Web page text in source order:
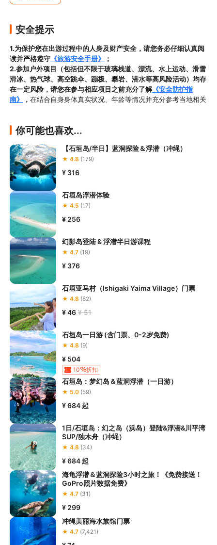
安全提示
1.为保护您在出游过程中的人身及财产安全，请您务必仔细认真阅
读并严格遵守 《旅游安全手册》
；
2.参加户外项目（包括但不限于玻璃栈道、漂流、水上运动、滑雪
滑冰、热气球、高空跳伞、蹦极、攀岩、潜水等高风险活动）均存
在一定风险，请您在参与相应项目之前充分了解《安全防护指
南》
， 在结合自身身体真实状况、年龄等情况并充分参考当地相关
目中全程正确穿戴救生衣及其他安全防护器具
险区域；
4.若您在参加项目过程中感到任何不适，请及时与工作人员反馈，
不得隐瞒自身身体情况盲目下水；
5.请您不要以从船上跳海的方式下水
呛水。在您浮潜开始前，工作人员会告知您需要安全救助时的手势
动作，若您在浮潜过程中发生呛水的，请您及时做出相关手势动作
告知给现场工作人员，工作人员将及时为您提供安全支持。
6.若您乘坐快艇出海，则请您尽量
域
你可能也喜欢...
【石垣岛/半日】蓝洞探险＆浮潜（冲绳）
★ 4.8 (179)
¥ 316
石垣岛浮潜体验
★ 4.5 (17)
¥ 256
幻影岛登陆 & 浮潜半日游课程
★ 4.7 (19)
¥ 376
石垣亚马村（Ishigaki Yaima Village）门票
★ 4.8 (82)
¥ 46 ¥ 51
石垣岛一日游 (含门票、0-2岁免费)
★ 4.8 (9)
¥ 504
10 折扣
石垣岛：梦幻岛＆蓝洞浮潜（一日游）
★ 5.0 (59)
¥ 684 起
1日/石垣岛：幻之岛（浜岛）登陆&浮潜&川平湾
SUP/独木舟（冲绳）
★ 4.8 (34)
¥ 684 起
海龟浮潜＆蓝洞探险3小时之旅！《免费接送！
GoPro照片数据免费》
★ 4.7 (31)
¥ 299
冲绳美丽海水族馆门票
★ 4.7 (7,421)